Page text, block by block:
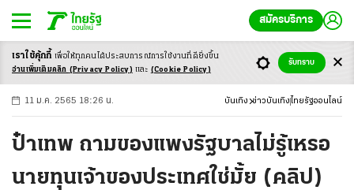
สมัครบริการ
-ก ก ก+
11 ม.ค. 2565 18:26 น. บันเทิง ข่าวบันเทิง ไทยรัฐออนไลน์
ป๋าเทพ ถามของแพงรัฐบาลไม่รู้เหรอ
นายทุนเจ้าของประเทศใช่มั้ย (คลิป)
เราใช้คุ้กกี้ เพื่อให้ทุกคนได้ประสบการณ์การใช้งานที่ดียิ่งขึ้น
อ่านเพิ่มเติมคลิก (Privacy Policy) และ (Cookie Policy)
รับทราบ